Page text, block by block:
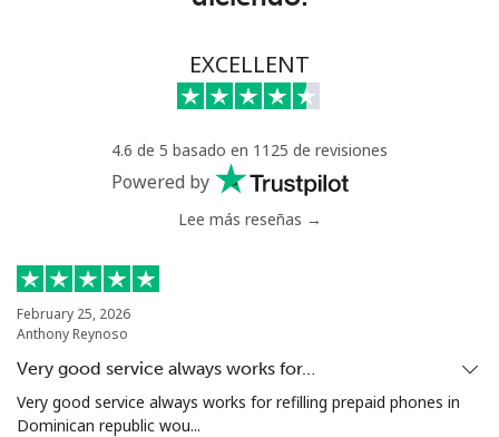
9 min por ⁦$5⁩
⁦47.9¢⁩ 10 min por ⁦$5⁩
23 min por ⁦$5⁩
Celular ⁦16.5¢⁩
Niue
All
country
⁦205.9¢⁩ 2 min por ⁦$5⁩ -
EXCELLENT
4.6 de 5 basado en 1125 de revisiones
Powered by
Lee más reseñas →
February 25, 2026
Anthony Reynoso
Very good service always works for…
Very good service always works for refilling prepaid phones in
Dominican republic wou...